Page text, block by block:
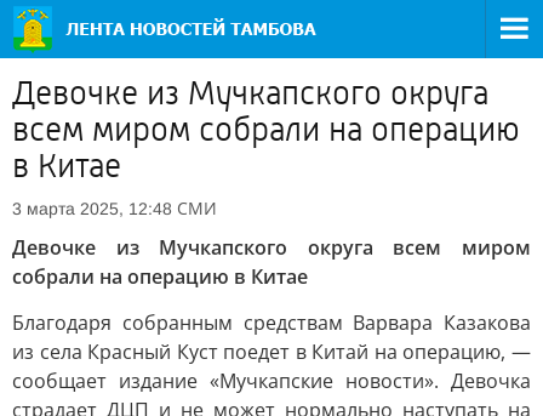
Девочке из Мучкапского округа
всем миром собрали на операцию
в Китае
3 марта 2025, 12:48 СМИ
Девочке из Мучкапского округа всем миром
собрали на операцию в Китае
Благодаря собранным средствам Варвара Казакова
из села Красный Куст поедет в Китай на операцию, —
сообщает издание «Мучкапские новости». Девочка
страдает ДЦП и не может нормально наступать на